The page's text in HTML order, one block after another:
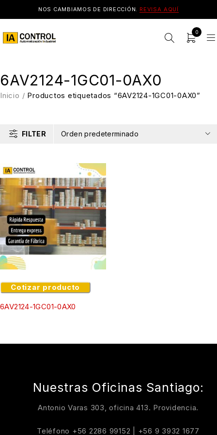
NOS CAMBIAMOS DE DIRECCIÓN. REVISA AQUÍ
0
6AV2124-1GC01-0AX0
Inicio / Productos etiquetados “6AV2124-1GC01-0AX0”
FILTER Orden predeterminado
Cotizar producto
6AV2124-1GC01-0AX0
Nuestras Oficinas Santiago:
Antonio Varas 303, oficina 413. Providencia.
Teléfono +56 2286 99152 +56 9 3932 1677